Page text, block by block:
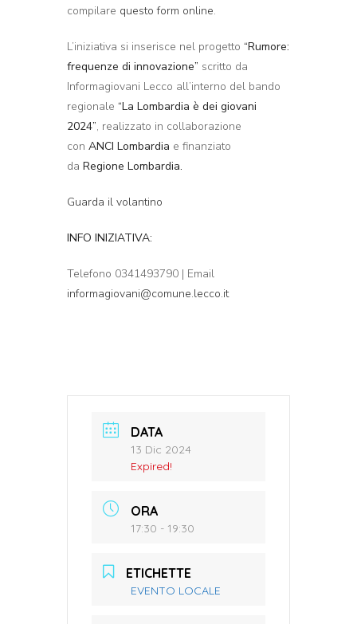
compilare questo form online.
L’iniziativa si inserisce nel progetto “Rumore:
frequenze di innovazione” scritto da
Informagiovani Lecco all’interno del bando
regionale “La Lombardia è dei giovani
2024”, realizzato in collaborazione
con ANCI Lombardia e finanziato
da Regione Lombardia.
Guarda il volantino
INFO INIZIATIVA:
Telefono 0341493790 | Email
informagiovani@comune.lecco.it
DATA
13 Dic 2024
Expired!
ORA
17:30 - 19:30
ETICHETTE
EVENTO LOCALE